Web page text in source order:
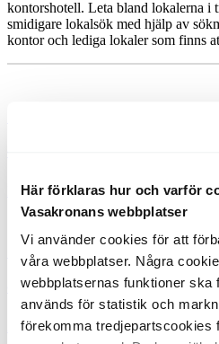
Här förklaras hur och varför
Vasakronans webbplatser
Vi använder cookies för att
våra webbplatser. Några
webbplatsernas funktioner ska
används för statistik och
förekomma tredjepartscookies
kontorshotell. Leta bland lokalerna i
smidigare lokalsök med hjälp av
kontor och lediga lokaler som finns
Ledigt fr o m 2026-11-01.Kontor
Stockholm, Solna
Gustav III:s Boulevard 50A, 2 tr
22-28 arbetsplatser. Ledigt fr o m